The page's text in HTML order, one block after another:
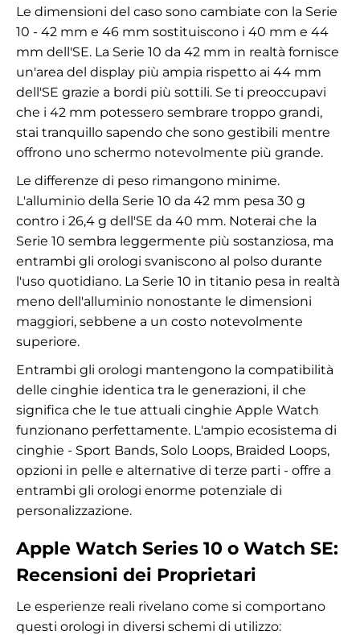
Le dimensioni del caso sono cambiate con la Serie
10 - 42 mm e 46 mm sostituiscono i 40 mm e 44
mm dell'SE. La Serie 10 da 42 mm in realtà fornisce
un'area del display più ampia rispetto ai 44 mm
dell'SE grazie a bordi più sottili. Se ti preoccupavi
che i 42 mm potessero sembrare troppo grandi,
stai tranquillo sapendo che sono gestibili mentre
offrono uno schermo notevolmente più grande.
Le differenze di peso rimangono minime.
L'alluminio della Serie 10 da 42 mm pesa 30 g
contro i 26,4 g dell'SE da 40 mm. Noterai che la
Serie 10 sembra leggermente più sostanziosa, ma
entrambi gli orologi svaniscono al polso durante
l'uso quotidiano. La Serie 10 in titanio pesa in realtà
meno dell'alluminio nonostante le dimensioni
maggiori, sebbene a un costo notevolmente
superiore.
Entrambi gli orologi mantengono la compatibilità
delle cinghie identica tra le generazioni, il che
significa che le tue attuali cinghie Apple Watch
funzionano perfettamente. L'ampio ecosistema di
cinghie - Sport Bands, Solo Loops, Braided Loops,
opzioni in pelle e alternative di terze parti - offre a
entrambi gli orologi enorme potenziale di
personalizzazione.
Apple Watch Series 10 o Watch SE:
Recensioni dei Proprietari
Le esperienze reali rivelano come si comportano
questi orologi in diversi schemi di utilizzo: